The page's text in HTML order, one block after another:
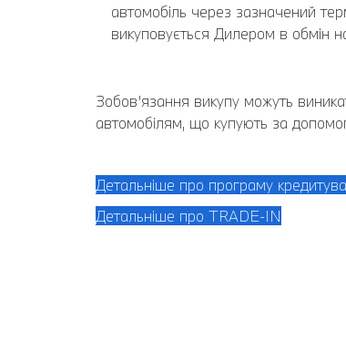
автомобіль через зазначений
викуповується Дилером в обмін
Зобов’язання викупу можуть
автомобілям, що купують за
Детальніше про програму
Детальніше про TRADE-IN